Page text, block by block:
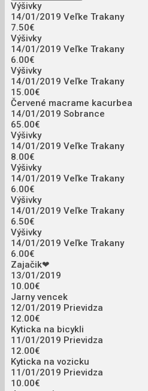
Výšivky
14/01/2019 Veľke Trakany
7.50€
Výšivky
14/01/2019 Veľke Trakany
6.00€
Výšivky
14/01/2019 Veľke Trakany
15.00€
Červené macrame kacurbea
14/01/2019 Sobrance
65.00€
Výšivky
14/01/2019 Veľke Trakany
8.00€
Výšivky
14/01/2019 Veľke Trakany
6.00€
Výšivky
14/01/2019 Veľke Trakany
6.50€
Výšivky
14/01/2019 Veľke Trakany
6.00€
Zajačik❤
13/01/2019
10.00€
Jarny vencek
12/01/2019 Prievidza
12.00€
Kyticka na bicykli
11/01/2019 Prievidza
12.00€
Kyticka na vozicku
11/01/2019 Prievidza
10.00€